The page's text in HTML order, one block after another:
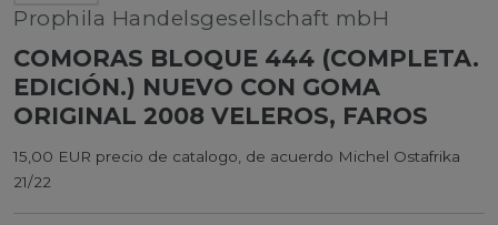
Prophila Handelsgesellschaft mbH
COMORAS BLOQUE 444 (COMPLETA.
EDICIÓN.) NUEVO CON GOMA
ORIGINAL 2008 VELEROS, FAROS
15,00 EUR precio de catalogo, de acuerdo Michel Ostafrika
21/22